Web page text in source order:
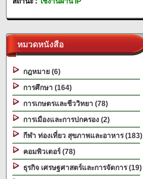
หมวดหนังสือ
กฎหมาย (6)
การศึกษา (164)
การเกษตรและชีววิทยา (78)
การเมืองและการปกครอง (2)
กีฬา ท่องเที่ยว สุขภาพและอาหาร (183)
คอมพิวเตอร์ (78)
ธุรกิจ เศรษฐศาสตร์และการจัดการ (19)